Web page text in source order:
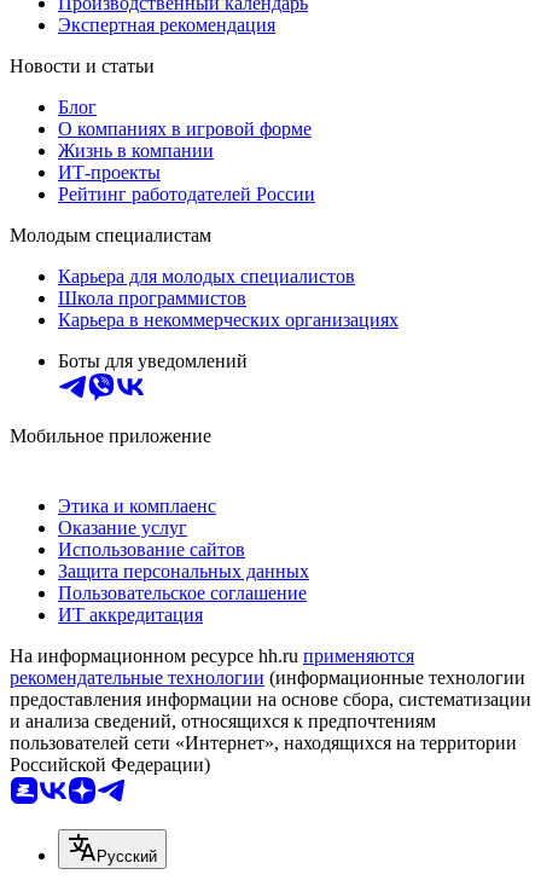
Экспертная рекомендация
Новости и статьи
Блог
О компаниях в игровой форме
Жизнь в компании
ИТ-проекты
Рейтинг работодателей России
Молодым специалистам
Карьера для молодых специалистов
Школа программистов
Карьера в некоммерческих организациях
Боты для уведомлений
Мобильное приложение
Этика и комплаенс
Оказание услуг
Использование сайтов
Защита персональных данных
Пользовательское соглашение
ИТ аккредитация
На информационном ресурсе hh.ru применяются
рекомендательные технологии (информационные технологии
предоставления информации на основе сбора, систематизации
и анализа сведений, относящихся к предпочтениям
пользователей сети «Интернет», находящихся на территории
Российской Федерации)
Русский